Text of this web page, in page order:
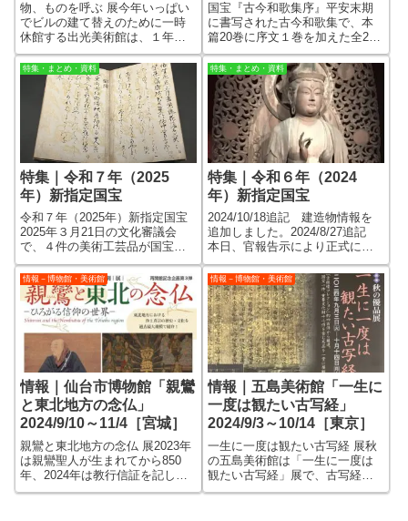
物、ものを呼ぶ 展今年いっぱい
でビルの建て替えのために一時
休館する出光美術館は、１年に
わたって自館の作品を紹介する
展覧会が企画されています。
今回は書画ということで、何年
か前に出光のコレクションに加
わったプライス・コレクション
や、２件の国宝...
国宝『古今和歌集序』平安末期
に書写された古今和歌集で、本
篇20巻に序文１巻を加えた全21
巻セットだったと考えられる
が、現在まで巻子本として残る
のは大倉集古館所蔵の「序」の
み。 他は断簡として、額装に
されたり手鑑に貼られ、各地の
美術館博物館に...
特集・まとめ・資料
特集｜令和７年（2025
年）新指定国宝
令和７年（2025年）新指定国宝
2025年３月21日の文化審議会
で、４件の美術工芸品が国宝
に、42件の美術工芸品が重要文
化財に指定を答申したことが発
表されました。 実際に国宝や
重要文化財に指定されるのは、
官報告示のタイミングなので、
まだ数か...
特集・まとめ・資料
特集｜令和６年（2024
年）新指定国宝
2024/10/18追記 建造物情報を
追加しました。2024/8/27追記
本日、官報告示により正式に国
宝に指定されました。令和６年
（2024年）新指定国宝2024年３
月15日の文化審議会で、６件の
美術工芸品が国宝に、36件の美
術工芸品が重...
情報－博物館・美術館
情報｜仙台市博物館「親鸞
と東北地方の念仏」
2024/9/10～11/4［宮城］
親鸞と東北地方の念仏 展2023年
は親鸞聖人が生まれてから850
年、2024年は教行信証を記して
浄土真宗を立教したとする年か
情報－博物館・美術館
情報｜五島美術館「一生に
一度は観たい古写経」
2024/9/3～10/14［東京］
一生に一度は観たい古写経 展秋
の五島美術館は「一生に一度は
観たい古写経」展で、古写経と
聞くと地味で渋そうなイメージ